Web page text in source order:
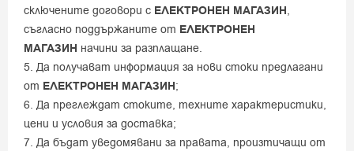
сключените договори с ЕЛЕКТРОНЕН МАГАЗИН,
съгласно поддържаните от ЕЛЕКТРОНЕН
МАГАЗИН начини за разплащане.
5. Да получават информация за нови стоки предлагани
от ЕЛЕКТРОНЕН МАГАЗИН;
6. Да преглеждат стоките, техните характеристики,
цени и условия за доставка;
7. Да бъдат уведомявани за правата, произтичащи от